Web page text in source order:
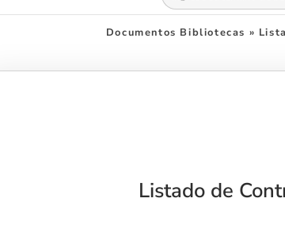
Documentos Bibliotecas »
Listado de